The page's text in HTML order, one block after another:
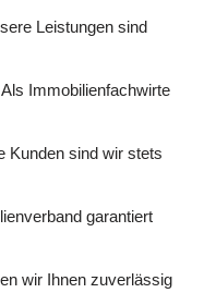
Leistungen sind
Immobilienfachwirte
Kunden sind wir stets
garantiert
wir Ihnen zuverlässig